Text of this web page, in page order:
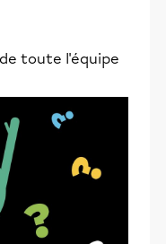
toute l'équipe